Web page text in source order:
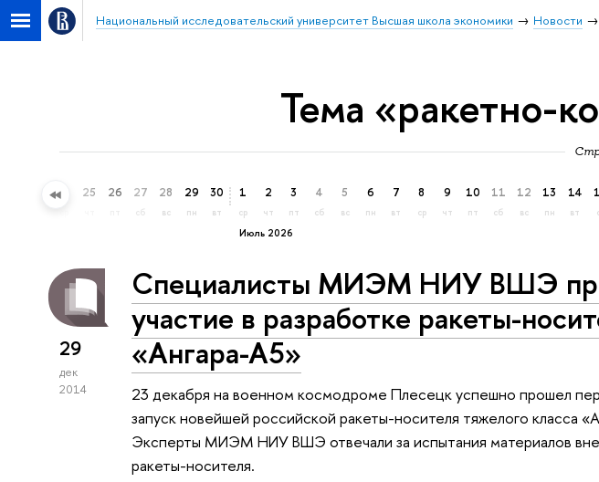
Национальный исследовательский университет Высшая школа экономики Новости
Тема «ракетно-
24 25 26 27
сб
28
вс
29
пн
30
вт
Июль 2026
1
ср
2
чт
3
пт
4
сб
5
вс
6
пн
7
вт
8
ср
9
чт
10
пт
11
сб
12
вс
13
пн
14
вт
29
дек
2014
Специалисты МИЭМ НИУ ВШЭ
участие в разработке ракеты-
«Ангара-А5»
23 декабря на военном космодроме Плесецк успешно прошел
запуск новейшей российской ракеты-носителя тяжелого класса
Эксперты МИЭМ НИУ ВШЭ отвечали за испытания материалов
ракеты-носителя.